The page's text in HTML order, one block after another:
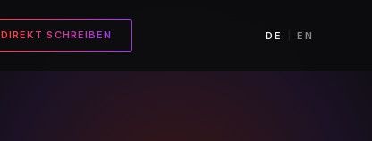
DIREKT SCHREIBEN DE EN